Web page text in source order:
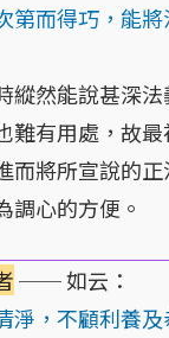
第而得巧，能
然能說甚深法
難有用處，故
而將所宣說的
調心的方便。
── 如云：
淨，不顧利養